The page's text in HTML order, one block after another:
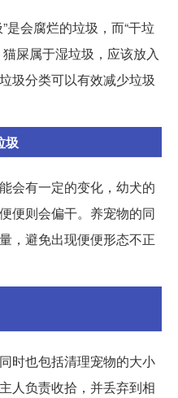
是会腐烂的垃圾，而“干垃
屎属于湿垃圾，应该放入
圾分类可以有效减少垃圾
圾
会有一定的变化，幼犬的
便则会偏干。养宠物的同
，避免出现便便形态不正
时也包括清理宠物的大小
人负责收拾，并丢弃到相